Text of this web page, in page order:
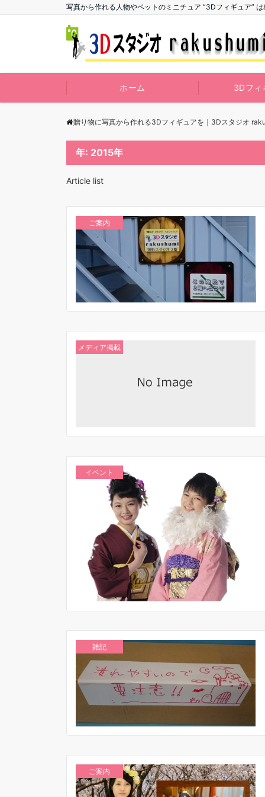
写真から作れる人物やペットのミニチュア ”3Dフィギュア”
ホーム 3Dフィ
贈り物に写真から作れる3Dフィギュアを｜3Dスタジオ
年: 2015年
Article list
ご案内
メディア掲載
イベント
雑記
ご案内